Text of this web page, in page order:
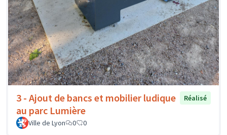
3 - Ajout de bancs et mobilier ludique
au parc Lumière
Réalisé
Ville de Lyon 0 0